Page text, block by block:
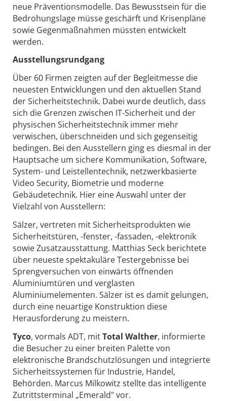
neue Präventionsmodelle. Das Bewusstsein für die
Bedrohungslage müsse geschärft und Krisenpläne
sowie Gegenmaßnahmen müssten entwickelt
werden.
Ausstellungsrundgang
Über 60 Firmen zeigten auf der Begleitmesse die
neuesten Entwicklungen und den aktuellen Stand
der Sicherheitstechnik. Dabei wurde deutlich, dass
sich die Grenzen zwischen IT-Sicherheit und der
physischen Sicherheitstechnik immer mehr
verwischen, überschneiden und sich gegenseitig
bedingen. Bei den Ausstellern ging es diesmal in der
Hauptsache um sichere Kommunikation, Software,
System- und Leistellentechnik, netzwerkbasierte
Video Security, Biometrie und moderne
Gebäudetechnik. Hier eine Auswahl unter der
Vielzahl von Ausstellern:
Sälzer, vertreten mit Sicherheitsprodukten wie
Sicherheitstüren, -fenster, -fassaden, -elektronik
sowie Zusatzausstattung. Matthias Seck berichtete
über neueste spektakuläre Testergebnisse bei
Sprengversuchen von einwärts öffnenden
Aluminiumtüren und verglasten
Aluminiumelementen. Sälzer ist es damit gelungen,
durch eine neuartige Konstruktion diese
Herausforderung zu meistern.
Tyco, vormals ADT, mitTotal Walther, informierte
die Besucher zu einer breiten Palette von
elektronische Brandschutzlösungen und integrierte
Sicherheitssystemen für Industrie, Handel,
Behörden. Marcus Milkowitz stellte das intelligente
Zutrittsterminal „Emerald" vor.